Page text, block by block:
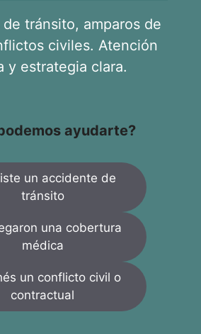
tránsito, amparos de
civiles. Atención
y estrategia clara.
ayudarte?
un accidente de
tránsito
una cobertura
médica
un conflicto civil o
contractual